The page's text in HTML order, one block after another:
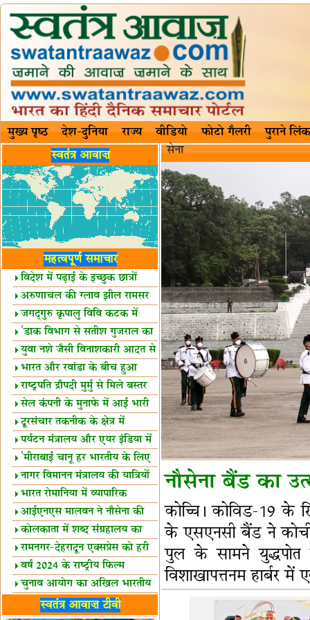
मुख्य पृष्ठ देश-दुनिया राज्य वीडियो फोटो गैलरी पुराने लिंक
स्वतंत्र आवाज़
महत्वपूर्ण समाचार
विदेश में पढ़ाई के इच्छुक छात्रों
केलिए खुशखबरी!
अरुणाचल की ग्लाव झील रामसर
स्थल घोषित
जगद्गुरु कृपालु विवि कटक में
शैक्षिक सत्र शुरू
'डाक विभाग से सतीश गुजराल का
रिश्ता गहरा'
युवा नशे जैसी विनाशकारी आदत से
दूर रहें-मोदी
भारत और रवांडा के बीच हुआ
व्यापार विस्तार
राष्ट्रपति द्रौपदी मुर्मु से मिले बस्तर
के प्रतिनिधि
सेल कंपनी के मुनाफे में आई भारी
उछाल!
दूरसंचार तकनीक के क्षेत्र में
उत्कृष्टता पुरस्कार
पर्यटन मंत्रालय और एयर इंडिया में
समझौता
'मीराबाई चानू हर भारतीय के लिए
प्रेरणा'
नागर विमानन मंत्रालय की यात्रियों
को सलाह
भारत रोमानिया में व्यापारिक
साझेदारियां
आईएनएस मालवन ने नौसेना की
ताकत बढ़ाई
कोलकाता में शब्द संग्रहालय का
उद्घाटन
रामनगर-देहरादून एक्सप्रेस को हरी
झंडीवर्ष 2024 के राष्ट्रीय फिल्म
पुरस्कारों की घोषणा
चुनाव आयोग का अखिल भारतीय
मीडिया सम्मेलन
भारत में केवड़े का अस्तित्‍व 24
स्वतंत्र आवाज़ टीवी
सेना
नौसेना बैंड का
कोच्चि। कोविड-19 के
के एसएनसी बैंड ने
पुल के सामने युद्धपोत
विशाखापत्तनम हार्बर में